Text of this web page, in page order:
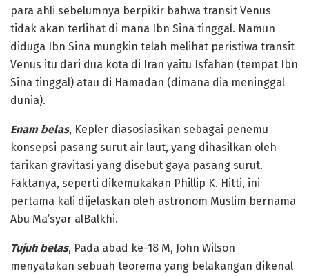
para ahli sebelumnya berpikir bahwa transit Venus
tidak akan terlihat di mana Ibn Sina tinggal. Namun
diduga Ibn Sina mungkin telah melihat peristiwa transit
Venus itu dari dua kota di Iran yaitu Isfahan (tempat Ibn
Sina tinggal) atau di Hamadan (dimana dia meninggal
dunia).
Enam belas, Kepler diasosiasikan sebagai penemu
konsepsi pasang surut air laut, yang dihasilkan oleh
tarikan gravitasi yang disebut gaya pasang surut.
Faktanya, seperti dikemukakan Phillip K. Hitti, ini
pertama kali dijelaskan oleh astronom Muslim bernama
Abu Ma’syar alBalkhi.
Tujuh belas, Pada abad ke-18 M, John Wilson
menyatakan sebuah teorema yang belakangan dikenal